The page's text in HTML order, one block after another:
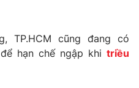
TP.HCM cũng đang có
hạn chế ngập khi triều